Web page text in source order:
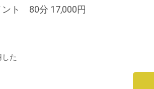
ント 80分 17,000円
た